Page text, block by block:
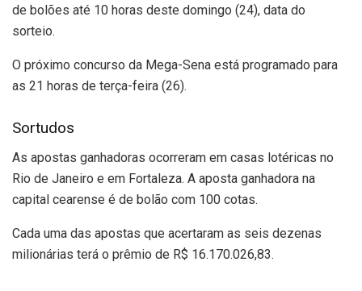
de bolões até 10 horas deste domingo (24), data do
sorteio.
O próximo concurso da Mega-Sena está programado para
as 21 horas de terça-feira (26).
Sortudos
As apostas ganhadoras ocorreram em casas lotéricas no
Rio de Janeiro e em Fortaleza. A aposta ganhadora na
capital cearense é de bolão com 100 cotas.
Cada uma das apostas que acertaram as seis dezenas
milionárias terá o prêmio de R$ 16.170.026,83.